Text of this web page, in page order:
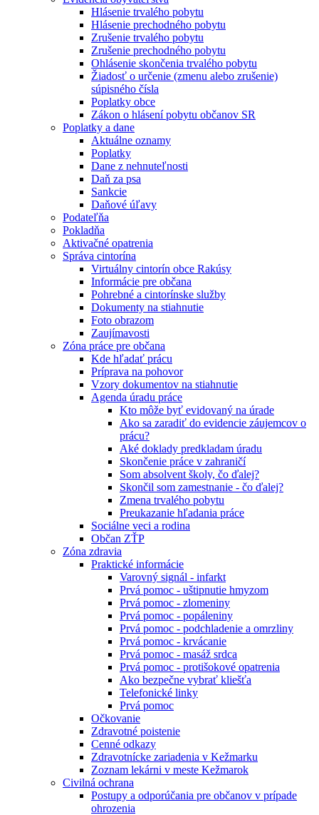
Hlásenie trvalého pobytu
Hlásenie prechodného pobytu
Zrušenie trvalého pobytu
Zrušenie prechodného pobytu
Ohlásenie skončenia trvalého pobytu
Žiadosť o určenie (zmenu alebo zrušenie)
súpisného čísla
Poplatky obce
Zákon o hlásení pobytu občanov SR
Poplatky a dane
Aktuálne oznamy
Poplatky
Dane z nehnuteľnosti
Daň za psa
Sankcie
Daňové úľavy
Podateľňa
Pokladňa
Aktivačné opatrenia
Správa cintorína
Virtuálny cintorín obce Rakúsy
Informácie pre občana
Pohrebné a cintorínske služby
Dokumenty na stiahnutie
Foto obrazom
Zaujímavosti
Zóna práce pre občana
Kde hľadať prácu
Príprava na pohovor
Vzory dokumentov na stiahnutie
Agenda úradu práce
Kto môže byť evidovaný na úrade
Ako sa zaradiť do evidencie záujemcov o
prácu?
Aké doklady predkladam úradu
Skončenie práce v zahraničí
Som absolvent školy, čo ďalej?
Skončil som zamestnanie - čo ďalej?
Zmena trvalého pobytu
Preukazanie hľadania práce
Sociálne veci a rodina
Občan ZŤP
Zóna zdravia
Praktické informácie
Varovný signál - infarkt
Prvá pomoc - uštipnutie hmyzom
Prvá pomoc - zlomeniny
Prvá pomoc - popáleniny
Prvá pomoc - podchladenie a omrzliny
Prvá pomoc - krvácanie
Prvá pomoc - masáž srdca
Prvá pomoc - protišokové opatrenia
Ako bezpečne vybrať kliešťa
Telefonické linky
Prvá pomoc
Očkovanie
Zdravotné poistenie
Cenné odkazy
Zdravotnícke zariadenia v Kežmarku
Zoznam lekárni v meste Kežmarok
Civilná ochrana
Postupy a odporúčania pre občanov v prípade
ohrozenia